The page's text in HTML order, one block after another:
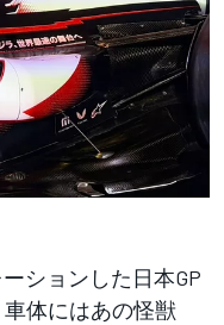
ションした日本GP
体にはあの怪獣